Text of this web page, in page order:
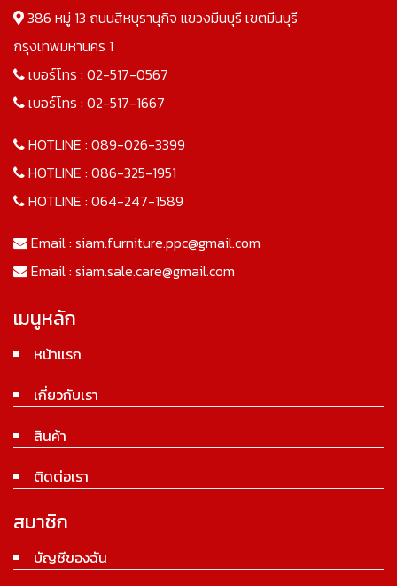
386 หมู่ 13 ถนนสีหบุรานุกิจ แขวงมีนบุรี เขตมีนบุรี
กรุงเทพมหานคร 1
เบอร์โทร : 02-517-0567
เบอร์โทร : 02-517-1667
HOTLINE : 089-026-3399
HOTLINE : 086-325-1951
HOTLINE : 064-247-1589
Email : siam.furniture.ppc@gmail.com
Email : siam.sale.care@gmail.com
เมนูหลัก
หน้าแรก
เกี่ยวกับเรา
สินค้า
ติดต่อเรา
สมาชิก
บัญชีของฉัน